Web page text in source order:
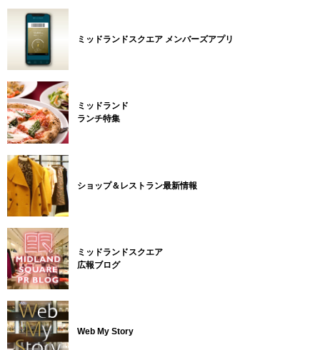
ミッドランドスクエア メンバーズアプリ
ミッドランド
ランチ特集
ショップ＆レストラン最新情報
ミッドランドスクエア
広報ブログ
Web My Story